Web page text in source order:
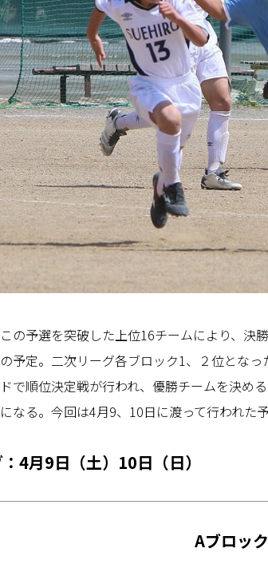
の予選を突破した上位16チームにより、決
の予定。二次リーグ各ブロック1、２位とな
で順位決定戦が行われ、優勝チームを決め
なる。今回は4月9、10日に渡って行われた
4月9日（土）10日（日）
Aブロック